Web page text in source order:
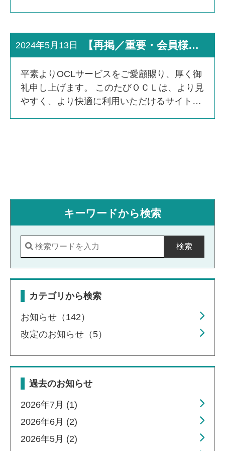
しています。 【O […]
2024年5月13日
【再掲／重要・会員様へ】ＯＣＬサイトリニューアルに伴うご確認、ご依頼について
平素よりOCLサービスをご愛顧賜り、厚く御
礼申し上げます。 このたびＯＣＬは、より見
やすく、より快適に利用いただけるサイトを
キーワードから検索
検索
カテゴリから検索
お知らせ（142）
改定のお知らせ（5）
過去のお知らせ
2026年7月 (1)
2026年6月 (2)
2026年5月 (2)